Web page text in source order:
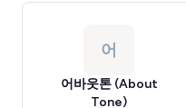
어
어바웃톤 (About
Tone)